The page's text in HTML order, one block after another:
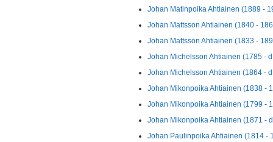
Johan Matinpoika Ahtiainen (1889 -
Johan Mattsson Ahtiainen (1840 -
Johan Mattsson Ahtiainen (1833 -
Johan Michelsson Ahtiainen (1785 -
Johan Michelsson Ahtiainen (1864 -
Johan Mikonpoika Ahtiainen (1838 -
Johan Mikonpoika Ahtiainen (1799 -
Johan Mikonpoika Ahtiainen (1871 -
Johan Paulinpoika Ahtiainen (1814 -